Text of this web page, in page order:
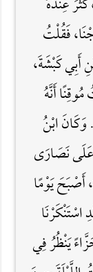
فَقُلْتُ
أَبِي كَبْشَةَ،
أَنَّهُ
ابْنُ
نَصَارَى
أَصْبَحَ يَوْمًا
يَنْظُرُ فِي